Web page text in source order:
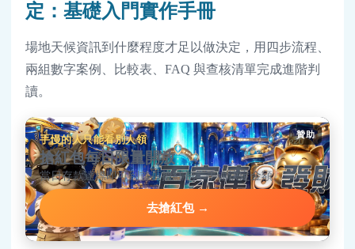
定：基礎入門實作手冊
場地天候資訊到什麼程度才足以做決定，用四步流程、
兩組數字案例、比較表、FAQ 與查核清單完成進階判
讀。
贊助
手慢的人只能看別人領
搶紅包每日限量開放
當日存款達標即可到首頁搶紅包，手速決定金額。
去搶紅包 →